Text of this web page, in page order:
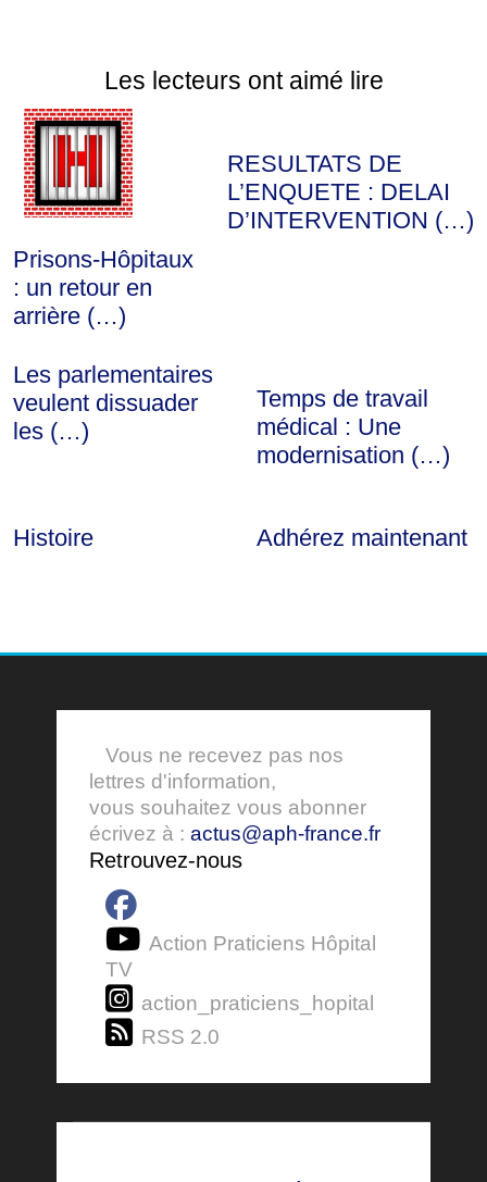
Les lecteurs ont aimé lire
Prisons-Hôpitaux
: un retour en
arrière (…)
RESULTATS DE
L’ENQUETE : DELAI
D’INTERVENTION (…)
Les parlementaires
veulent dissuader
les (…)
Temps de travail
médical : Une
modernisation (…)
Histoire Adhérez maintenant
Vous ne recevez pas nos
lettres d'information,
vous souhaitez vous abonner
écrivez à : actus@aph-france.fr
Retrouvez-nous
Action Praticiens Hôpital
TV
action_praticiens_hopital
RSS 2.0